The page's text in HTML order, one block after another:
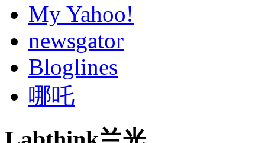
My Yahoo!
newsgator
Bloglines
哪吒